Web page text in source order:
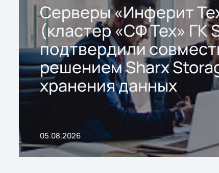
Серверы «Инферит
(кластер «СФ Тех» ГК
подтвердили
решением Sharx
хранения данных
05.08.2026